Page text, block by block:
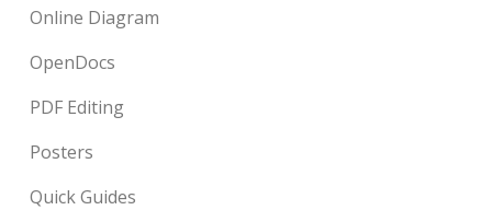
Online Diagram
OpenDocs
PDF Editing
Posters
Quick Guides